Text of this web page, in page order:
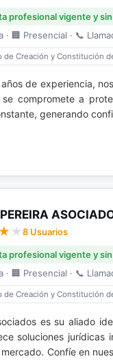
profesional vigente y
· 🏢 Presencial · 📞
de Creación y Constitución
de experiencia,
se compromete a
generando
8 Usuarios
profesional vigente y
· 🏢 Presencial · 📞
de Creación y Constitución
es su aliado
soluciones
Confíe en